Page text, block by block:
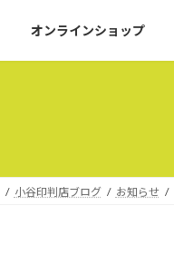
オンラインショップ
小谷印判店ブログ お知らせ